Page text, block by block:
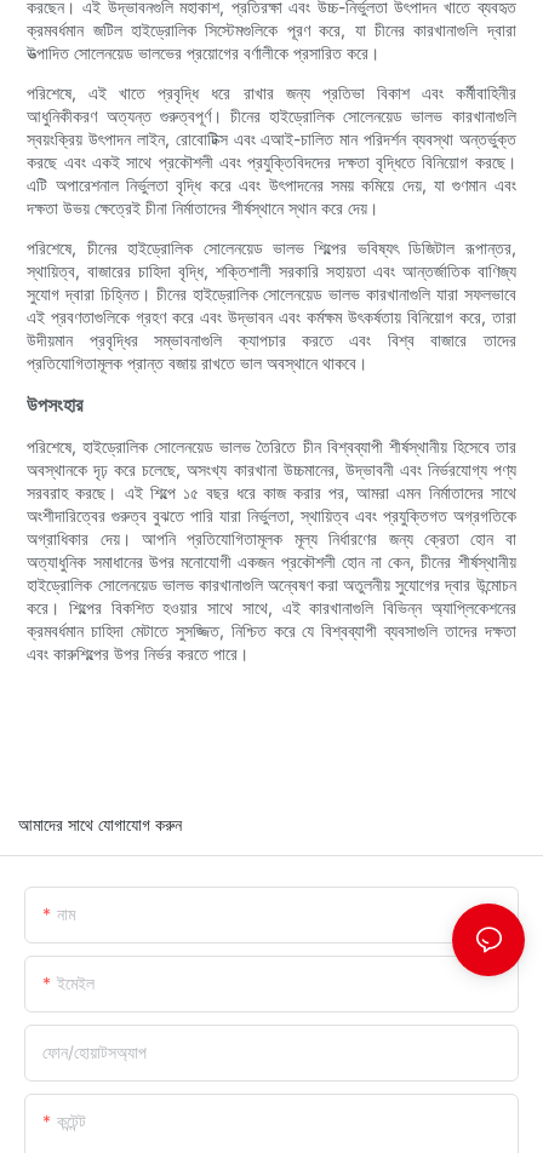
করছেন। এই উদ্ভাবনগুলি মহাকাশ, প্রতিরক্ষা এবং উচ্চ-নির্ভুলতা উৎপাদন খাতে ব্যবহৃত
ক্রমবর্ধমান জটিল হাইড্রোলিক সিস্টেমগুলিকে পূরণ করে, যা চীনের কারখানাগুলি দ্বারা
উত্পাদিত সোলেনয়েড ভালভের প্রয়োগের বর্ণালীকে প্রসারিত করে।
পরিশেষে, এই খাতে প্রবৃদ্ধি ধরে রাখার জন্য প্রতিভা বিকাশ এবং কর্মীবাহিনীর
আধুনিকীকরণ অত্যন্ত গুরুত্বপূর্ণ। চীনের হাইড্রোলিক সোলেনয়েড ভালভ কারখানাগুলি
স্বয়ংক্রিয় উৎপাদন লাইন, রোবোটিক্স এবং এআই-চালিত মান পরিদর্শন ব্যবস্থা অন্তর্ভুক্ত
করছে এবং একই সাথে প্রকৌশলী এবং প্রযুক্তিবিদদের দক্ষতা বৃদ্ধিতে বিনিয়োগ করছে।
এটি অপারেশনাল নির্ভুলতা বৃদ্ধি করে এবং উৎপাদনের সময় কমিয়ে দেয়, যা গুণমান এবং
দক্ষতা উভয় ক্ষেত্রেই চীনা নির্মাতাদের শীর্ষস্থানে স্থান করে দেয়।
পরিশেষে, চীনের হাইড্রোলিক সোলেনয়েড ভালভ শিল্পের ভবিষ্যৎ ডিজিটাল রূপান্তর,
স্থায়িত্ব, বাজারের চাহিদা বৃদ্ধি, শক্তিশালী সরকারি সহায়তা এবং আন্তর্জাতিক বাণিজ্য
সুযোগ দ্বারা চিহ্নিত। চীনের হাইড্রোলিক সোলেনয়েড ভালভ কারখানাগুলি যারা সফলভাবে
এই প্রবণতাগুলিকে গ্রহণ করে এবং উদ্ভাবন এবং কর্মক্ষম উৎকর্ষতায় বিনিয়োগ করে, তারা
উদীয়মান প্রবৃদ্ধির সম্ভাবনাগুলি ক্যাপচার করতে এবং বিশ্ব বাজারে তাদের
প্রতিযোগিতামূলক প্রান্ত বজায় রাখতে ভাল অবস্থানে থাকবে।
উপসংহার
পরিশেষে, হাইড্রোলিক সোলেনয়েড ভালভ তৈরিতে চীন বিশ্বব্যাপী শীর্ষস্থানীয় হিসেবে তার
অবস্থানকে দৃঢ় করে চলেছে, অসংখ্য কারখানা উচ্চমানের, উদ্ভাবনী এবং নির্ভরযোগ্য পণ্য
সরবরাহ করছে। এই শিল্পে ১৫ বছর ধরে কাজ করার পর, আমরা এমন নির্মাতাদের সাথে
অংশীদারিত্বের গুরুত্ব বুঝতে পারি যারা নির্ভুলতা, স্থায়িত্ব এবং প্রযুক্তিগত অগ্রগতিকে
অগ্রাধিকার দেয়। আপনি প্রতিযোগিতামূলক মূল্য নির্ধারণের জন্য ক্রেতা হোন বা
অত্যাধুনিক সমাধানের উপর মনোযোগী একজন প্রকৌশলী হোন না কেন, চীনের শীর্ষস্থানীয়
হাইড্রোলিক সোলেনয়েড ভালভ কারখানাগুলি অন্বেষণ করা অতুলনীয় সুযোগের দ্বার উন্মোচন
করে। শিল্পের বিকশিত হওয়ার সাথে সাথে, এই কারখানাগুলি বিভিন্ন অ্যাপ্লিকেশনের
ক্রমবর্ধমান চাহিদা মেটাতে সুসজ্জিত, নিশ্চিত করে যে বিশ্বব্যাপী ব্যবসাগুলি তাদের দক্ষতা
এবং কারুশিল্পের উপর নির্ভর করতে পারে।
আমাদের সাথে যোগাযোগ করুন
নাম
ইমেইল
ফোন/হোয়াটসঅ্যাপ
কন্টেন্ট